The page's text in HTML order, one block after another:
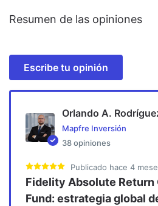
Resumen de las opiniones
Escribe tu opinión
Orlando A.
Mapfre Inversión
38 opiniones
Publicado hace 4
Fidelity Absolute Return
Fund: estrategia global